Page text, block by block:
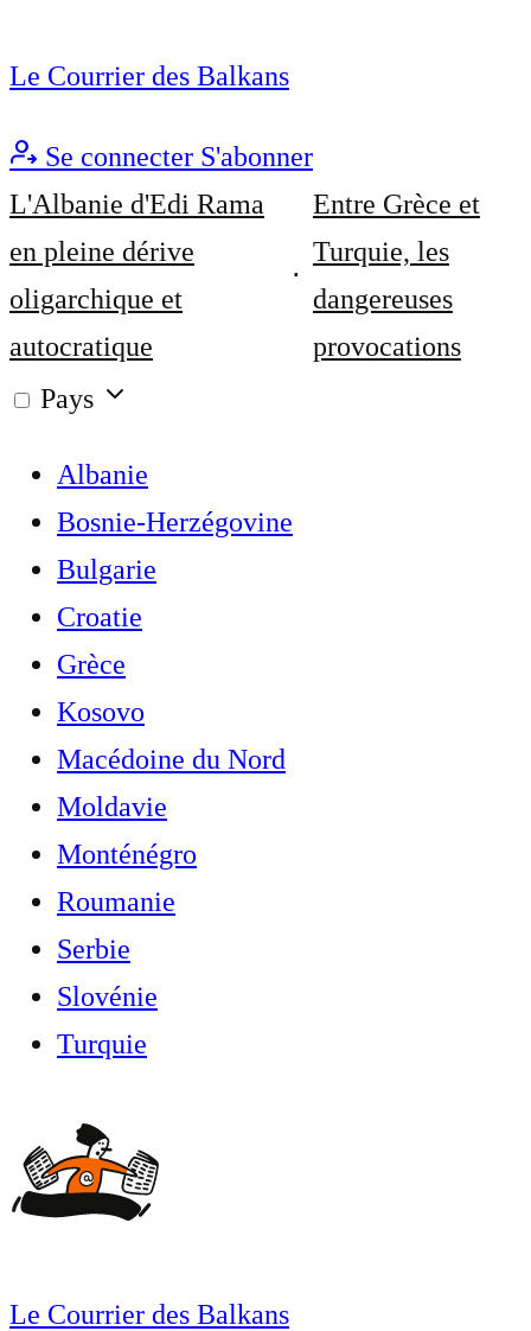
Le Courrier des Balkans
Se connecter S'abonner
L'Albanie d'Edi Rama
en pleine dérive
oligarchique et
autocratique
Entre Grèce et
Turquie, les
dangereuses
provocations
Pays
Albanie
Bosnie-Herzégovine
Bulgarie
Croatie
Grèce
Kosovo
Macédoine du Nord
Moldavie
Monténégro
Roumanie
Serbie
Slovénie
Turquie
Le Courrier des Balkans